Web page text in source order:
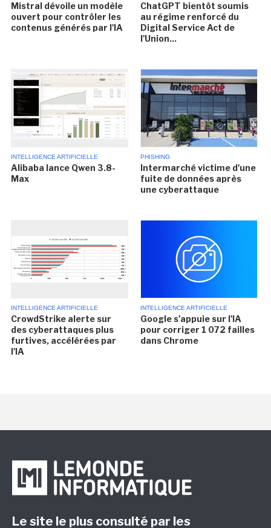
Mistral dévoile un modèle
ouvert pour contrôler les
contenus générés par l'IA
ChatGPT bientôt soumis
au régime renforcé du
Digital Service Act de
l'Union...
INTELLIGENCE ARTIFICIELLE
Alibaba lance Qwen 3.8-
Max
PHISHING
Intermarché victime d'une
fuite de données après
une cyberattaque
INTELLIGENCE ARTIFICIELLE
CrowdStrike alerte sur
des cyberattaques plus
furtives, accélérées par
l'IA
INTELLIGENCE ARTIFICIELLE
Google s'appuie sur l'IA
pour corriger 1 072 failles
dans Chrome
Le site le plus consulté par les